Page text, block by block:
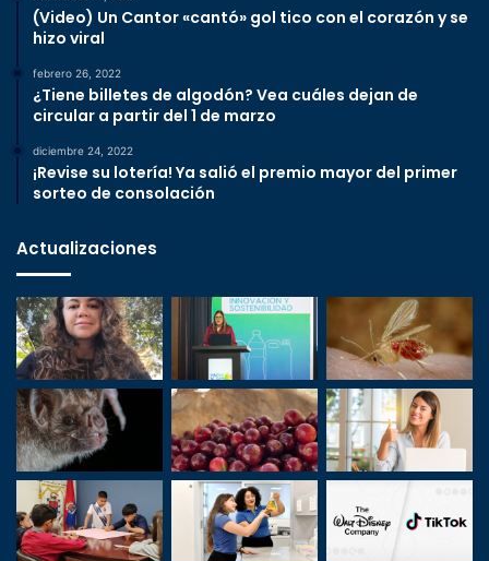
(Video) Un Cantor «cantó» gol tico con el corazón y se
hizo viral
febrero 26, 2022
¿Tiene billetes de algodón? Vea cuáles dejan de
circular a partir del 1 de marzo
diciembre 24, 2022
¡Revise su lotería! Ya salió el premio mayor del primer
sorteo de consolación
Actualizaciones